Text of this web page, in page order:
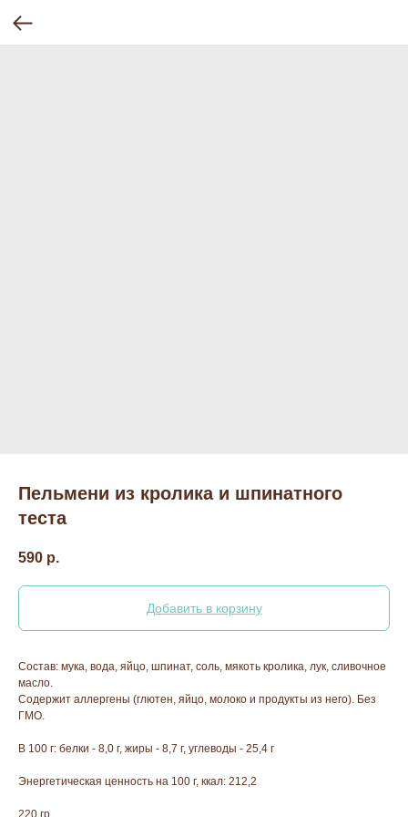
Пельмени из кролика и шпинатного
теста
590 р.
Добавить в корзину
Состав: мука, вода, яйцо, шпинат, соль, мякоть кролика, лук, сливочное
масло.
Содержит аллергены (глютен, яйцо, молоко и продукты из него). Без
ГМО.
В 100 г: белки - 8,0 г, жиры - 8,7 г, углеводы - 25,4 г
Энергетическая ценность на 100 г, ккал: 212,2